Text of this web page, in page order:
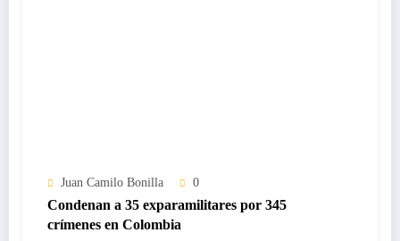
Juan Camilo Bonilla 0
Condenan a 35 exparamilitares por 345
crímenes en Colombia